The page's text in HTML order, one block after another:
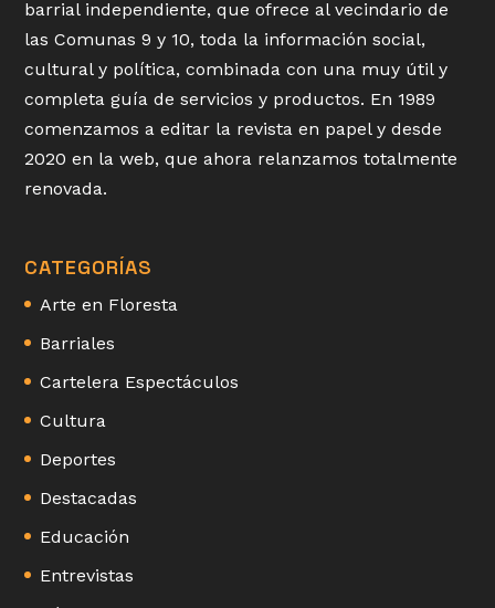
barrial independiente, que ofrece al vecindario de
las Comunas 9 y 10, toda la información social,
cultural y política, combinada con una muy útil y
completa guía de servicios y productos. En 1989
comenzamos a editar la revista en papel y desde
2020 en la web, que ahora relanzamos totalmente
renovada.
CATEGORÍAS
Arte en Floresta
Barriales
Cartelera Espectáculos
Cultura
Deportes
Destacadas
Educación
Entrevistas